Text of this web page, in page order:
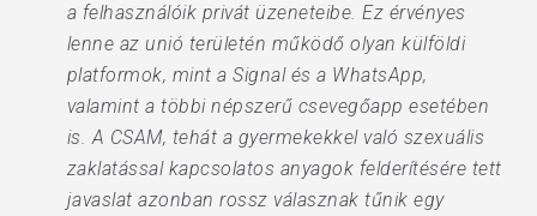
a felhasználóik privát üzeneteibe. Ez érvényes
lenne az unió területén működő olyan külföldi
platformok, mint a Signal és a WhatsApp,
valamint a többi népszerű csevegőapp esetében
is. A CSAM, tehát a gyermekekkel való szexuális
zaklatással kapcsolatos anyagok felderítésére tett
javaslat azonban rossz válasznak tűnik egy